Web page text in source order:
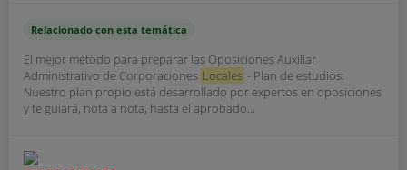
Relacionado con esta temática
El mejor método para preparar las Oposiciones Auxiliar
Administrativo de Corporaciones Locales - Plan de estudios:
Nuestro plan propio está desarrollado por expertos en oposiciones
y te guiará, nota a nota, hasta el aprobado...